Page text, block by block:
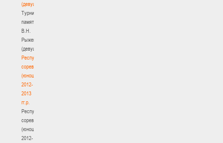
(девушки)
Турнир
памяти
В.Н.
Рыженкова
(девушки)
Республиканские
соревнования
(юноши)
2012-
2013
гг.р.
Республиканские
соревнования
(юноши)
2012-